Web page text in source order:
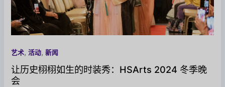
艺术,活动,新闻
让历史栩栩如生的时装秀：HSArts 2024 冬季晚
会